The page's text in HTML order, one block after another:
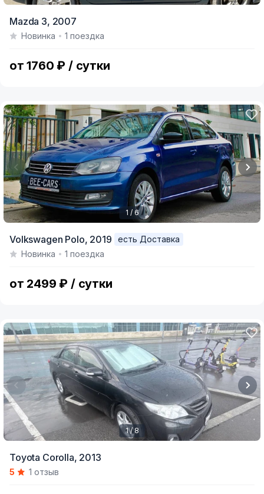
of
Mazda 3, 2007
Новинка 1 поездка
от 1760 ₽ / сутки
of
1 / 6
Volkswagen Polo, 2019
есть Доставка
Новинка
1 поездка
от 2499 ₽ / сутки
of
1 / 8
Toyota Corolla, 2013
5 1 отзыв